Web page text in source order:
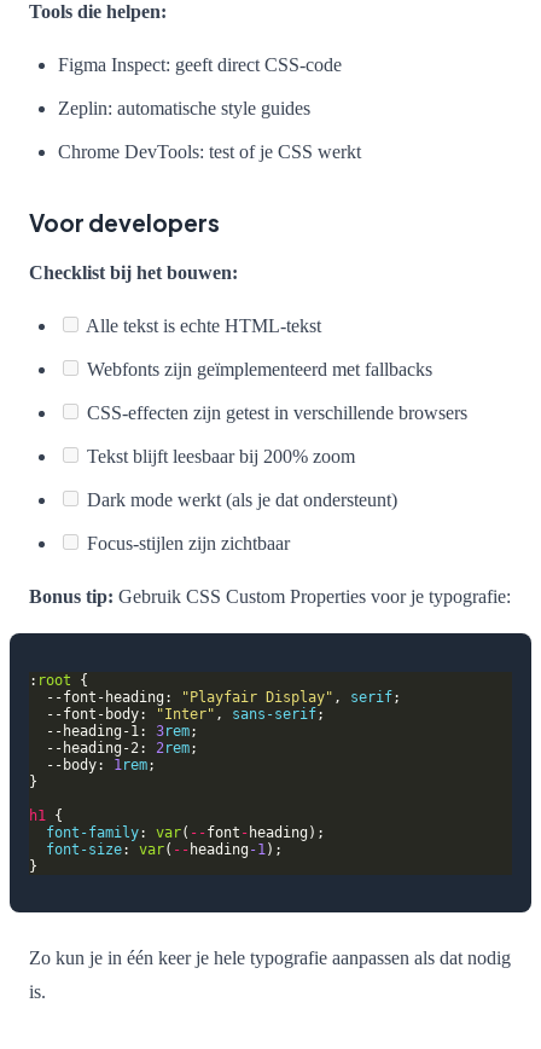
Tools die helpen:
Figma Inspect: geeft direct CSS-code
Zeplin: automatische style guides
Chrome DevTools: test of je CSS werkt
Voor developers
Checklist bij het bouwen:
Alle tekst is echte HTML-tekst
Webfonts zijn geïmplementeerd met fallbacks
CSS-effecten zijn getest in verschillende browsers
Tekst blijft leesbaar bij 200% zoom
Dark mode werkt (als je dat ondersteunt)
Focus-stijlen zijn zichtbaar
Bonus tip: Gebruik CSS Custom Properties voor je typografie:
: root
  --font-heading:
"Playfair Display" , serif
  --font-body:
"Inter" , sans-serif
  --heading-1:
3rem
  --heading-2:
2 rem
  --body:
1 rem
h1
font-family: var( --font -
font-size: var( -- heading -1
Zo kun je in één keer je hele typografie aanpassen als dat nodig
is.